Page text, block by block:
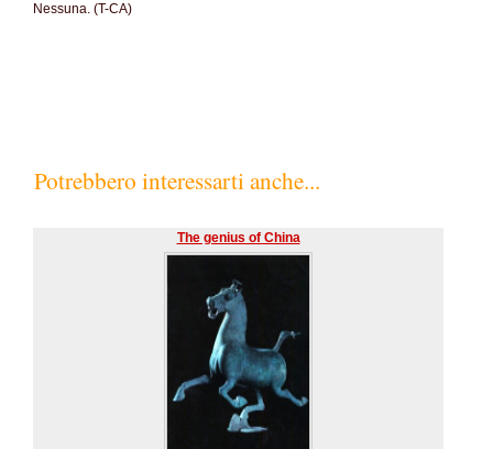
Nessuna. (T-CA)
Potrebbero interessarti anche...
The genius of China